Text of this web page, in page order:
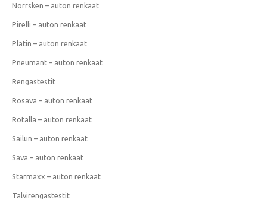
Norrsken – auton renkaat
Pirelli – auton renkaat
Platin – auton renkaat
Pneumant – auton renkaat
Rengastestit
Rosava – auton renkaat
Rotalla – auton renkaat
Sailun – auton renkaat
Sava – auton renkaat
Starmaxx – auton renkaat
Talvirengastestit